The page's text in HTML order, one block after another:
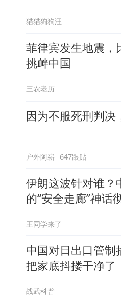
猫猫狗狗汪
菲律宾发生地震，
挑衅中国
三农老历
因为不服死刑判决
户外阿崭 647跟贴
伊朗这波针对谁？
的“安全走廊”神话
王同学来了
中国对日出口管制
把家底抖搂干净了
战武科普